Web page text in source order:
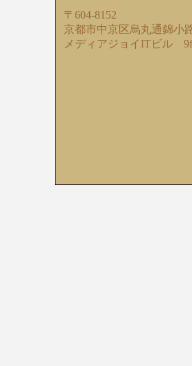
〒604-8152
京都市中京区烏丸通錦小
メディアジョイITビル